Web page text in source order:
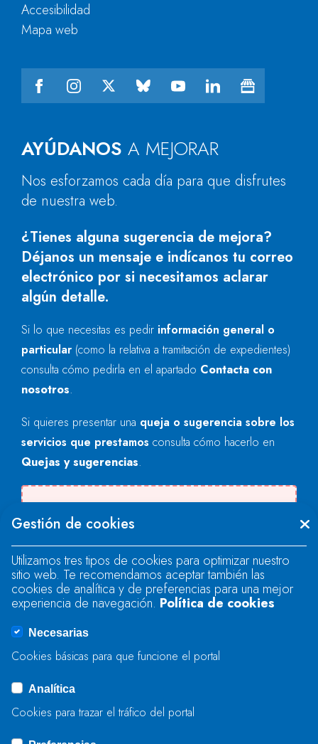
AYÚDANOS A MEJORAR
Nos esforzamos cada día para que disfrutes
de nuestra web.
¿Tienes alguna sugerencia de mejora?
Déjanos un mensaje e indícanos tu correo
electrónico por si necesitamos aclarar
algún detalle.
Si lo que necesitas es pedir información general o
particular (como la relativa a tramitación de expedientes)
consulta cómo pedirla en el apartado Contacta con
nosotros.
Si quieres presentar una queja o sugerencia sobre los
servicios que prestamos consulta cómo hacerlo en
Quejas y sugerencias.
"text" field.
There was an error when loading the
"text" field.
There was an error when loading the
ENVIAR
Accesibilidad
Mapa web
Gestión de cookies
Utilizamos tres tipos de cookies para optimizar nuestro
sitio web. Te recomendamos aceptar también las
cookies de analítica y de preferencias para una mejor
experiencia de navegación. Política de cookies
Necesarias
Cookies básicas para que funcione el portal
Analítica
Cookies para trazar el tráfico del portal